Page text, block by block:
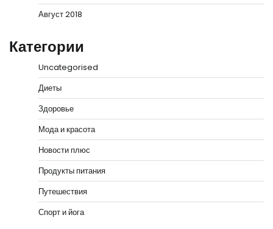
Август 2018
Категории
Uncategorised
Диеты
Здоровье
Мода и красота
Новости плюс
Продукты питания
Путешествия
Спорт и йога